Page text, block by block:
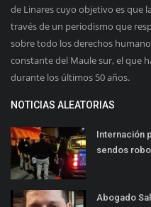
de Linares cuyo objetivo es que
través de un periodismo que
sobre todo los derechos
constante del Maule sur, el que
durante los últimos 50 años.
NOTICIAS ALEATORIAS
Internación
sendos
Abogado